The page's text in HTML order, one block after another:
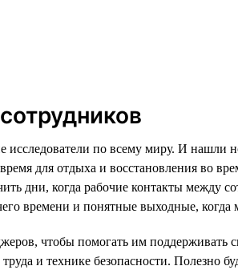
по всему миру. И нашли
для отдыха и восстановления во
дни, когда рабочие контакты
времени и понятные выходные, когда
чтобы помогать им поддерживать
и технике безопасности. Полезно